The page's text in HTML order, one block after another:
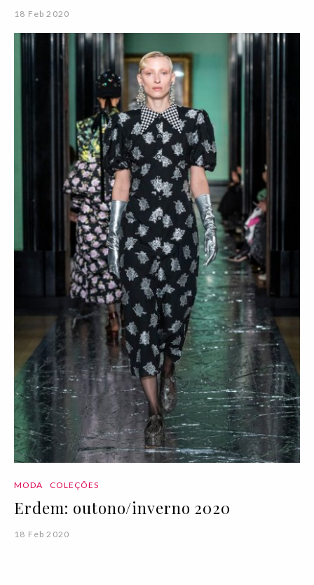
18 Feb 2020
MODA COLEÇÕES
Erdem: outono/inverno 2020
18 Feb 2020